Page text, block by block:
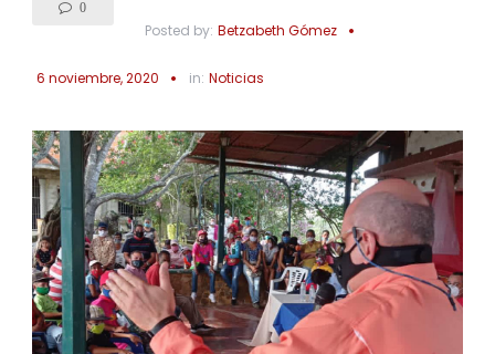
0
Posted by: Betzabeth Gómez
6 noviembre, 2020 in: Noticias